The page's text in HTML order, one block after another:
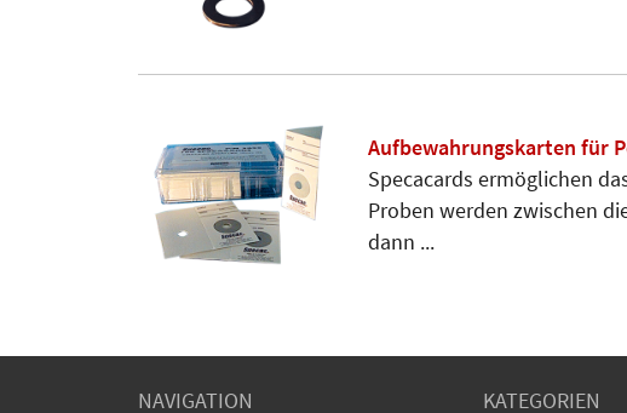
Aufbewahrungskarten für
Specacards ermöglichen
Proben werden zwischen
dann ...
NAVIGATION KATEGORIEN